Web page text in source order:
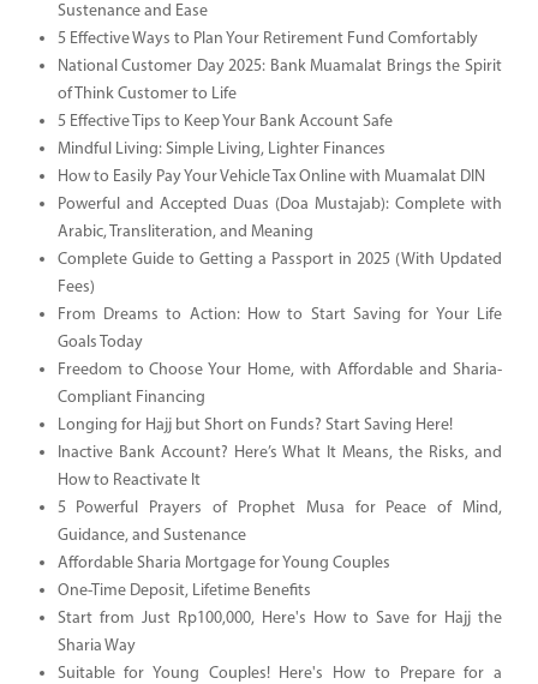
Sustenance and Ease
5 Effective Ways to Plan Your Retirement Fund Comfortably
National Customer Day 2025: Bank Muamalat Brings the Spirit
of Think Customer to Life
5 Effective Tips to Keep Your Bank Account Safe
Mindful Living: Simple Living, Lighter Finances
How to Easily Pay Your Vehicle Tax Online with Muamalat DIN
Powerful and Accepted Duas (Doa Mustajab): Complete with
Arabic, Transliteration, and Meaning
Complete Guide to Getting a Passport in 2025 (With Updated
Fees)
From Dreams to Action: How to Start Saving for Your Life
Goals Today
Freedom to Choose Your Home, with Affordable and Sharia-
Compliant Financing
Longing for Hajj but Short on Funds? Start Saving Here!
Inactive Bank Account? Here’s What It Means, the Risks, and
How to Reactivate It
5 Powerful Prayers of Prophet Musa for Peace of Mind,
Guidance, and Sustenance
Affordable Sharia Mortgage for Young Couples
One-Time Deposit, Lifetime Benefits
Start from Just Rp100,000, Here's How to Save for Hajj the
Sharia Way
Suitable for Young Couples! Here's How to Prepare for a